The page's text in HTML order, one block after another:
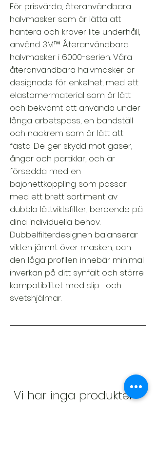
För prisvärda, återanvändbara
halvmasker som är lätta att
hantera och kräver lite underhåll,
använd 3M™ Återanvändbara
halvmasker i 6000-serien. Våra
återanvändbara halvmasker är
designade för enkelhet, med ett
elastomermaterial som är lätt
och bekvämt att använda under
långa arbetspass, en bandställ
och nackrem som är lätt att
fästa. De ger skydd mot gaser,
ångor och partiklar, och är
försedda med en
bajonettkoppling som passar
med ett brett sortiment av
dubbla lättviktsfilter, beroende på
dina individuella behov.
Dubbelfilterdesignen balanserar
vikten jämnt över masken, och
den låga profilen innebär minimal
inverkan på ditt synfält och större
kompatibilitet med slip- och
svetshjälmar.
Vi har inga produkter